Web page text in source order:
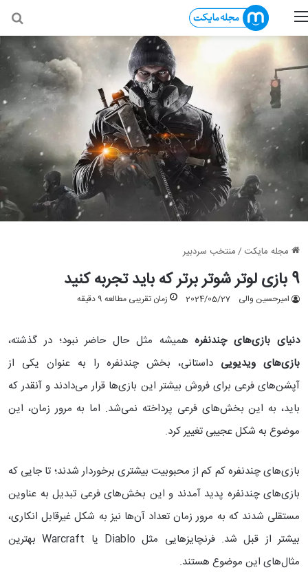
منو
مجله مایکت /منتخب سردبیر
9 بازی لوتر شوتر برتر که باید تجربه کنید
امیرحسین والی 2024/05/27 زمان تقریبی مطالعه 9 دقیقه
دنیای بازی‌های چندنفرههمیشه مثل حال حاضر نبود؛ در گذشته،
بازی‌های ویدیویی داستانی، بخش چندنفره را به عنوان یکی از
آپشن‌های فرعی برای فروش بیشتر این بازی‌ها قرار می‌دادند و آنقدر که
باید، به این بخش‌های فرعی پرداخته نمی‌شد. اما به مرور زمان، این
موضوع به شکل عجیبی تغییر کرد.
بازی‌های چندنفره کم کم از محبوبیت بیشتری برخوردار شدند؛ تا جایی که
بازی‌های چندنفره پدید آمدند و این بخش‌های فرعی تبدیل به عناوین
مستقلی شدند که به مرور زمان تعداد آن‌ها نیز به شکل غیرقابل انکاری،
بیشتر از قبل شد. فرنچایزهایی مثل Diablo یا Warcraft بهترین
مثال‌های این موضوع هستند.